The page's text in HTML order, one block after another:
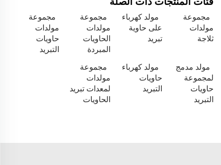
مجموعة
مولدات
ثلاجة
مولد كهرباء
على حاوية
تبريد
مجموعة
مولدات
الحاويات
المبردة
مجموعة
مولدات
حاويات
التبريد
مولد مدمج
لمجموعة
حاويات
التبريد
مولد كهرباء
حاويات
التبريد
مجموعة
مولدات
لمعدات تبريد
الحاويات